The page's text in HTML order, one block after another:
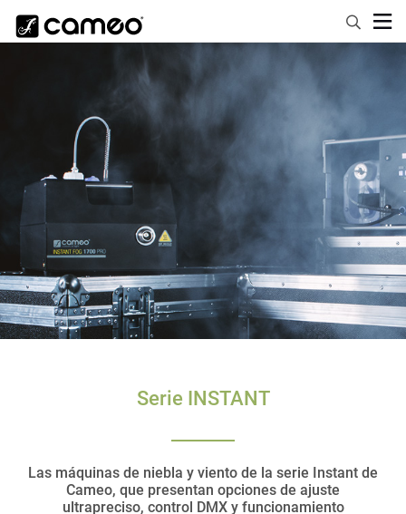
Serie INSTANT
Las máquinas de niebla y viento de la serie Instant de
Cameo, que presentan opciones de ajuste
ultrapreciso, control DMX y funcionamiento